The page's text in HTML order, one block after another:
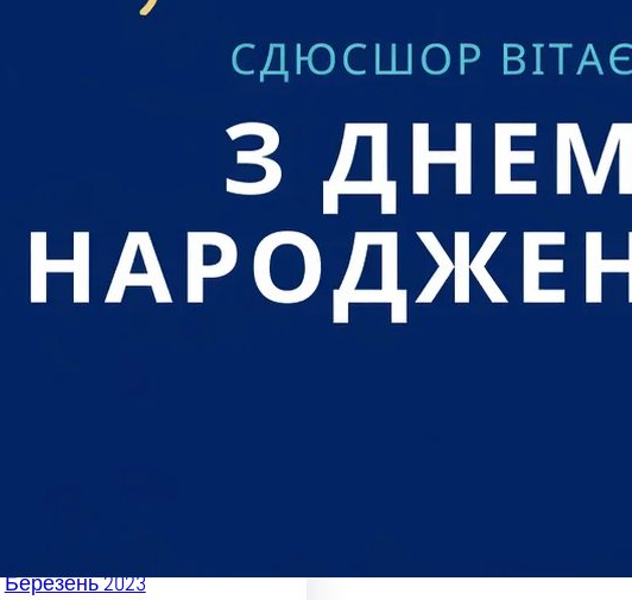
Грудень 2023
Листопад 2023
Березень 2023